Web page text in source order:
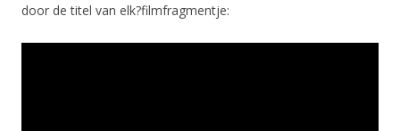
door de titel van elk?filmfragmentje: